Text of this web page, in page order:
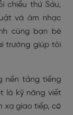
chiều thứ Sáu,
và âm nhạc
cùng bạn bè
trường giúp tôi
nền tảng tiếng
là kỹ năng viết
xạ giao tiếp, có